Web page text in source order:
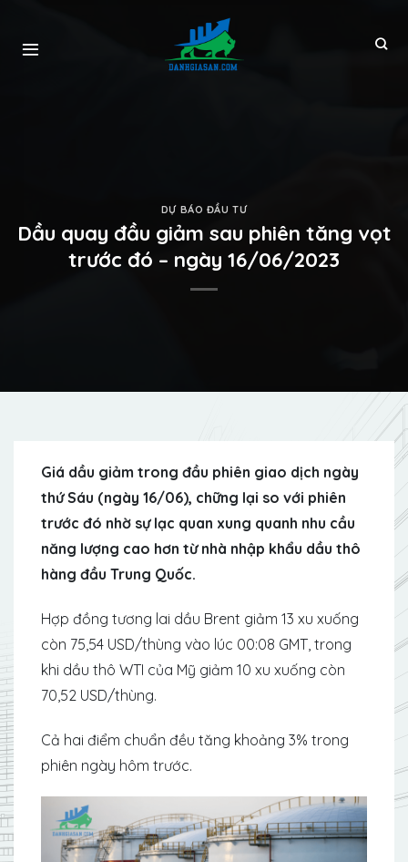
DỰ BÁO ĐẦU TƯ
Dầu quay đầu giảm sau phiên tăng vọt
trước đó – ngày 16/06/2023
Giá dầu giảm trong đầu phiên giao dịch ngày
thứ Sáu (ngày 16/06), chững lại so với phiên
trước đó nhờ sự lạc quan xung quanh nhu cầu
năng lượng cao hơn từ nhà nhập khẩu dầu thô
hàng đầu Trung Quốc.
Hợp đồng tương lai dầu Brent giảm 13 xu xuống
còn 75,54 USD/thùng vào lúc 00:08 GMT, trong
khi dầu thô WTI của Mỹ giảm 10 xu xuống còn
70,52 USD/thùng.
Cả hai điểm chuẩn đều tăng khoảng 3% trong
phiên ngày hôm trước.